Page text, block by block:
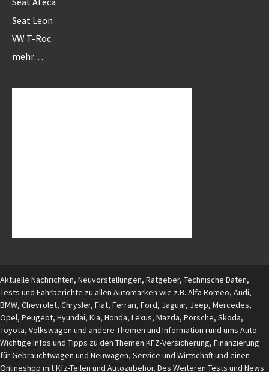
Seat Leon
VW T-Roc
mehr…
Aktuelle Nachrichten, Neuvorstellungen, Ratgeber, Technische Daten,
Tests und Fahrberichte zu allen Automarken wie z.B. Alfa Romeo, Audi,
BMW, Chevrolet, Chrysler, Fiat, Ferrari, Ford, Jaguar, Jeep, Mercedes,
Opel, Peugeot, Hyundai, Kia, Honda, Lexus, Mazda, Porsche, Skoda,
Toyota, Volkswagen und andere Themen und Information rund ums Auto.
Wichtige Infos und Tipps zu den Themen KFZ-Versicherung, Finanzierung
für Gebrauchtwagen und Neuwagen, Service und Wirtschaft und einen
Onlineshop mit Kfz-Teilen und Autozubehör. Des Weiteren Tests und News